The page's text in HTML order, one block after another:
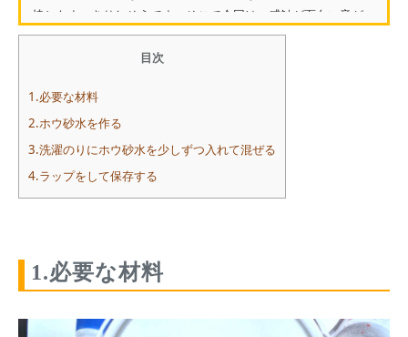
持ちもすっきりしそうです。そこで今回は、感触が面白い音が
な...
目次
1.必要な材料
2.ホウ砂水を作る
3.洗濯のりにホウ砂水を少しずつ入れて混ぜる
4.ラップをして保存する
1.必要な材料